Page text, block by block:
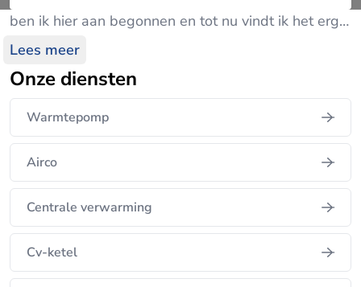
ben ik hier aan begonnen en tot nu vindt ik het erg
leuk mensen te helpen die dezelfde ideeën hebben.
En 100% klant tevredenheid is ons doel en daar
staan wij voor.
Lees meer
Onze diensten
Warmtepomp
Airco
Centrale verwarming
Cv-ketel